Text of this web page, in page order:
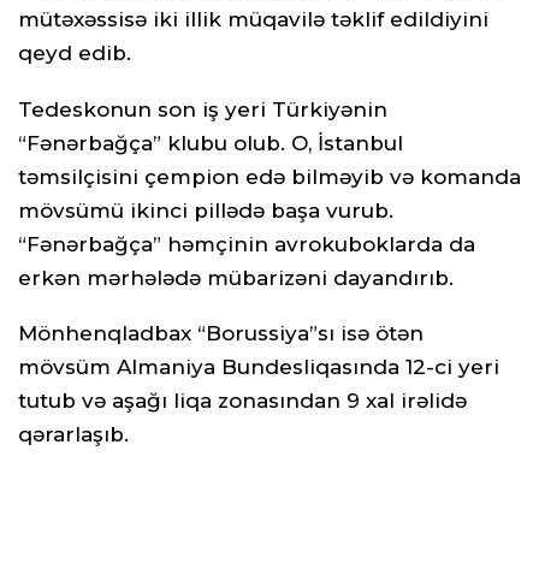
mütəxəssisə iki illik müqavilə təklif edildiyini
qeyd edib.
Tedeskonun son iş yeri Türkiyənin
“Fənərbağça” klubu olub. O, İstanbul
təmsilçisini çempion edə bilməyib və komanda
mövsümü ikinci pillədə başa vurub.
“Fənərbağça” həmçinin avrokuboklarda da
erkən mərhələdə mübarizəni dayandırıb.
Mönhenqladbax “Borussiya”sı isə ötən
mövsüm Almaniya Bundesliqasında 12-ci yeri
tutub və aşağı liqa zonasından 9 xal irəlidə
qərarlaşıb.